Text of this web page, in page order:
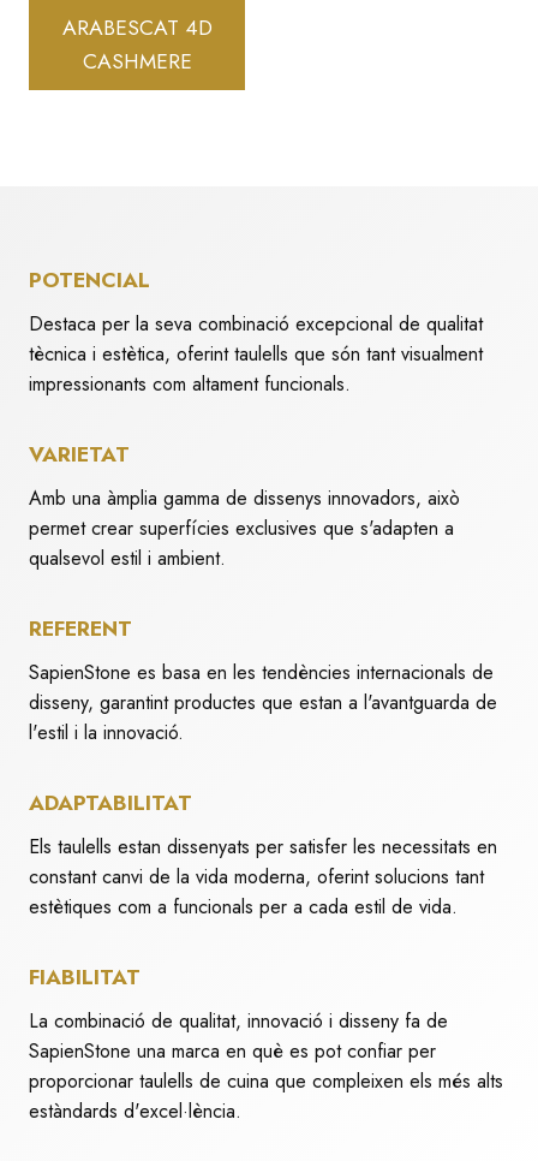
ARABESCAT 4D
CASHMERE
POTENCIAL
Destaca per la seva combinació excepcional de qualitat
tècnica i estètica, oferint taulells que són tant visualment
impressionants com altament funcionals.
VARIETAT
Amb una àmplia gamma de dissenys innovadors, això
permet crear superfícies exclusives que s'adapten a
qualsevol estil i ambient.
REFERENT
SapienStone es basa en les tendències internacionals de
disseny, garantint productes que estan a l'avantguarda de
l'estil i la innovació.
ADAPTABILITAT
Els taulells estan dissenyats per satisfer les necessitats en
constant canvi de la vida moderna, oferint solucions tant
estètiques com a funcionals per a cada estil de vida.
FIABILITAT
La combinació de qualitat, innovació i disseny fa de
SapienStone una marca en què es pot confiar per
proporcionar taulells de cuina que compleixen els més alts
estàndards d'excel·lència.